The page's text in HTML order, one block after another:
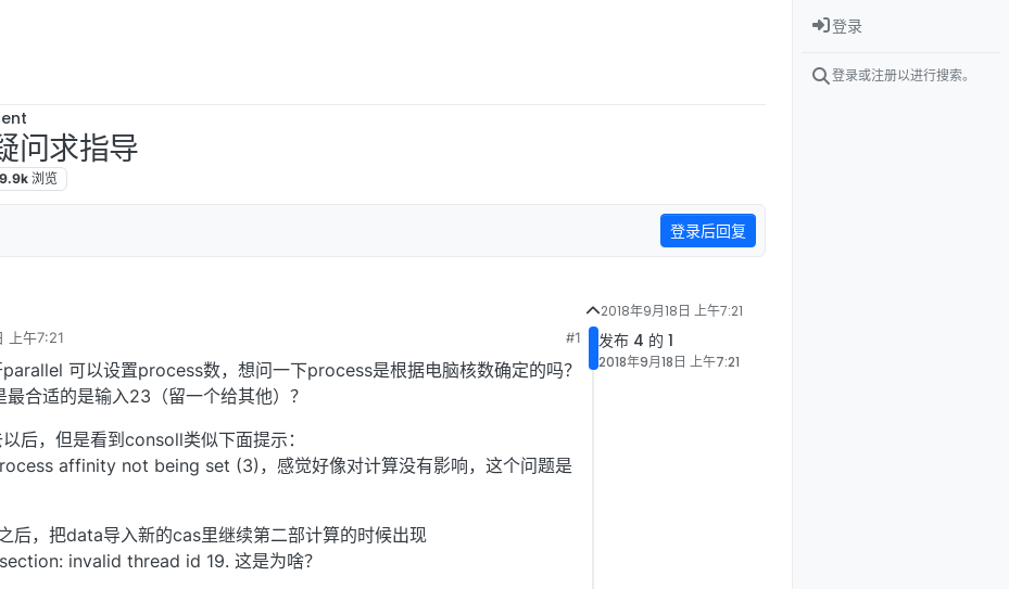
问求指导
9.9k 浏览
登录后回复
上午7:21 #1
可以设置process数，想问一下process是根据电脑核数确定的吗？
合适的是输入23（留一个给其他）？
后，但是看到consoll类似下面提示：
affinity not being set (3)，感觉好像对计算没有影响，这个问题是
后，把data导入新的cas里继续第二部计算的时候出现
invalid thread id 19. 这是为啥？
2018年9月18日 上午7:21
发布 4 的 1
2018年9月18日 上午7:21
登录
登录或注册以进行搜索。